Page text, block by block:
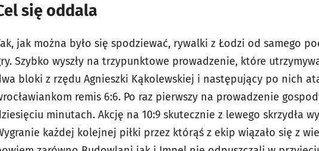
się oddala
jak można było się spodziewać, rywalki z Łodzi od samego
Szybko wyszły na trzypunktowe prowadzenie, które
bloki z rzędu Agnieszki Kąkolewskiej i następujący po nich
remis 6:6. Po raz pierwszy na prowadzenie
minutach. Akcję na 10:9 skutecznie z lewego skrzydła
każdej kolejnej piłki przez którąś z ekip wiązało się z